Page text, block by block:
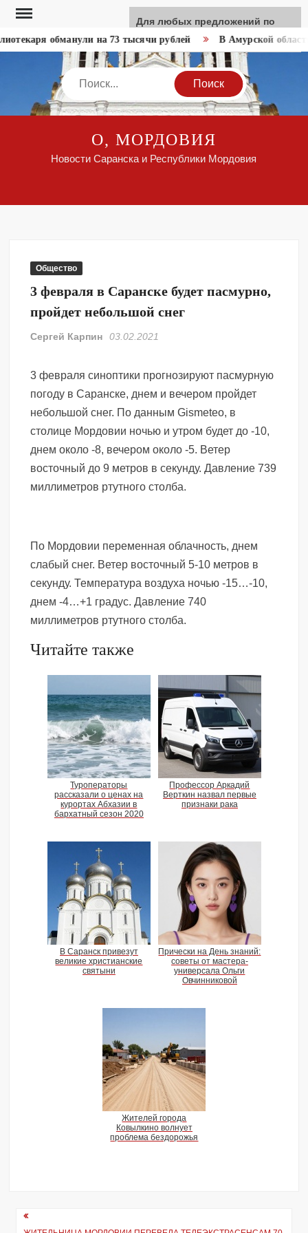
Перейти
содержимому
обманули на 73 тысячи рублей В Амурской
Search
О, МОРДОВИЯ
Новости Саранска и Республики Мордовия
Общество
3 февраля в Саранске будет пасмурно,
пройдет небольшой снег
Сергей Карпин 03.02.2021
3 февраля синоптики прогнозируют пасмурную
погоду в Саранске, днем и вечером пройдет
небольшой снег. По данным Gismeteo, в
столице Мордовии ночью и утром будет до -10,
днем около -8, вечером около -5. Ветер
восточный до 9 метров в секунду. Давление 739
миллиметров ртутного столба.
По Мордовии переменная облачность, днем
слабый снег. Ветер восточный 5-10 метров в
секунду. Температура воздуха ночью -15…-10,
днем -4…+1 градус. Давление 740
миллиметров ртутного столба.
Читайте также
Туроператоры
рассказали о ценах на
курортах Абхазии в
бархатный сезон 2020
Профессор Аркадий
Верткин назвал первые
признаки рака
В Саранск привезут
великие христианские
святыни
Прически на День знаний:
советы от мастера-
универсала Ольги
Овчинниковой
Жителей города
Ковылкино волнует
проблема бездорожья
Навигация
Для любых предложений по
сайту: like-news@cp9.ru